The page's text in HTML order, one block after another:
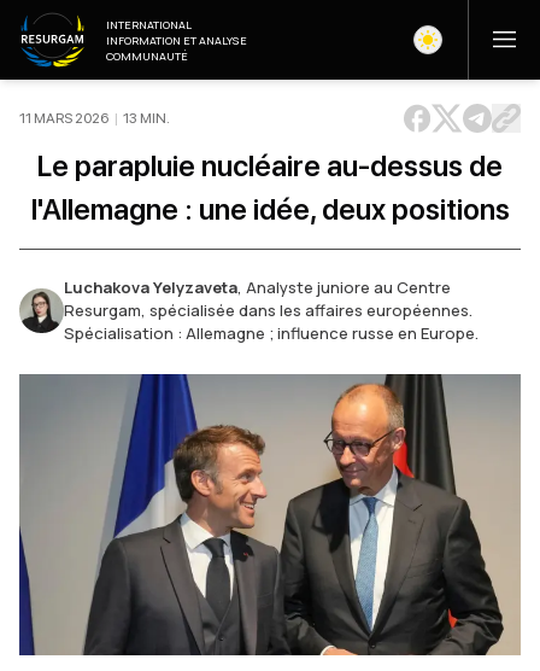
INTERNATIONAL
INFORMATION ET ANALYSE
COMMUNAUTÉ
11 MARS 2026 | 13 MIN.
Le parapluie nucléaire au-dessus de
l'Allemagne : une idée, deux positions
Luchakova Yelyzaveta, Analyste juniore au Centre
Resurgam, spécialisée dans les affaires européennes.
Spécialisation : Allemagne ; influence russe en Europe.